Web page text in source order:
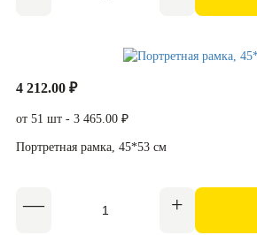
4 212.00 ₽
от 51 шт - 3 465.00 ₽
Портретная рамка, 45*53 см